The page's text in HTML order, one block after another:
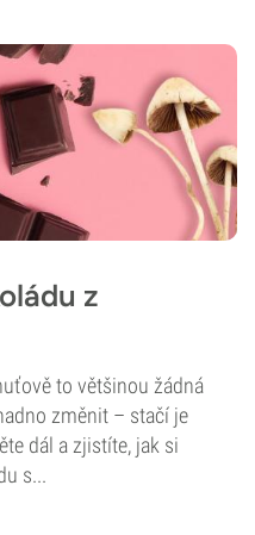
z
to většinou žádná
změnit – stačí je
dál a zjistíte, jak si
s...